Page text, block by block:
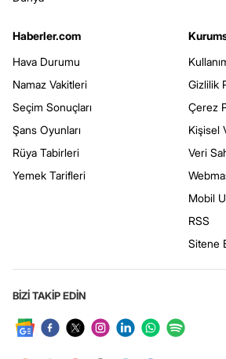
Haberler.com
Hava Durumu
Namaz Vakitleri
Seçim Sonuçları
Şans Oyunları
Rüya Tabirleri
Yemek Tarifleri
Gizlilik
Çerez
Kişisel
Veri
Mobil
RSS
Sitene
BİZİ TAKİP EDİN